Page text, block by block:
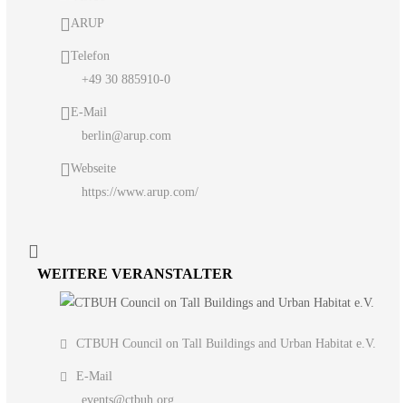
ARUP
Telefon
+49 30 885910-0
E-Mail
berlin@arup.com
Webseite
https://www.arup.com/
WEITERE VERANSTALTER
CTBUH Council on Tall Buildings and Urban Habitat e.V.
E-Mail
events@ctbuh.org